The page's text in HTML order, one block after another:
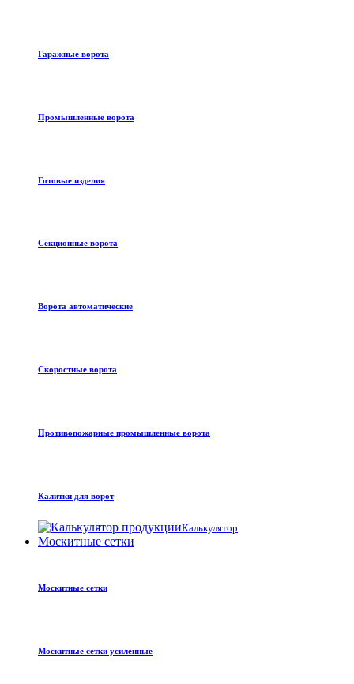
Гаражные ворота
Промышленные ворота
Готовые изделия
Секционные ворота
Ворота автоматические
Скоростные ворота
Противопожарные промышленные ворота
Калитки для ворот
Калькулятор
Москитные сетки
Москитные сетки
Москитные сетки усиленные